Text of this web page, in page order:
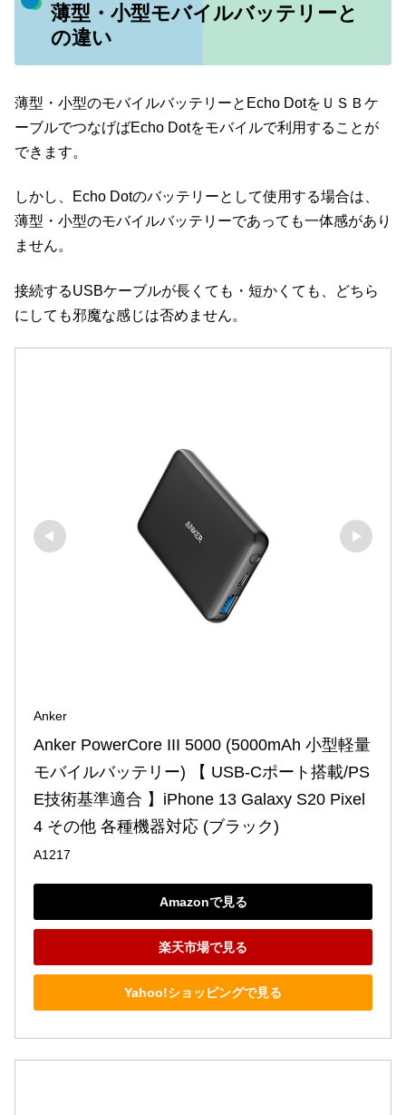
薄型・小型モバイルバッテリーと
の違い
薄型・小型のモバイルバッテリーとEcho DotをＵＳＢケ
ーブルでつなげばEcho Dotをモバイルで利用することが
できます。
しかし、Echo Dotのバッテリーとして使用する場合は、
薄型・小型のモバイルバッテリーであっても一体感があり
ません。
接続するUSBケーブルが長くても・短かくても、どちら
にしても邪魔な感じは否めません。
Anker
Anker PowerCore III 5000 (5000mAh 小型軽量
モバイルバッテリー) 【 USB-Cポート搭載/PS
E技術基準適合 】iPhone 13 Galaxy S20 Pixel
4 その他 各種機器対応 (ブラック)
A1217
Amazonで見る
楽天市場で見る
Yahoo!ショッピングで見る